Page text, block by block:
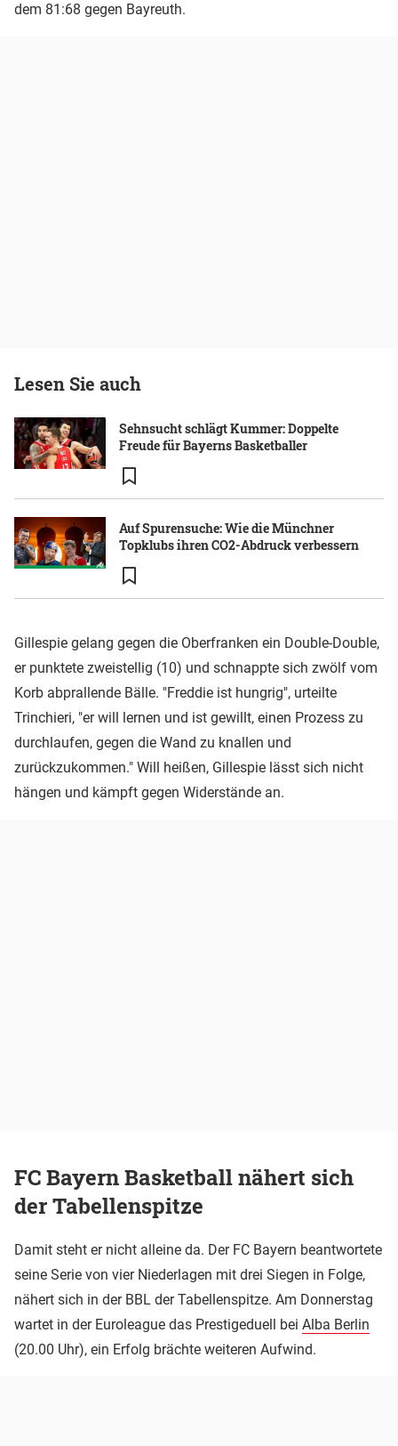
dem 81:68 gegen Bayreuth.
Lesen Sie auch
Sehnsucht schlägt Kummer: Doppelte
Freude für Bayerns Basketballer
Auf Spurensuche: Wie die Münchner
Topklubs ihren CO2-Abdruck verbessern
Gillespie gelang gegen die Oberfranken ein Double-Double,
er punktete zweistellig (10) und schnappte sich zwölf vom
Korb abprallende Bälle. "Freddie ist hungrig", urteilte
Trinchieri, "er will lernen und ist gewillt, einen Prozess zu
durchlaufen, gegen die Wand zu knallen und
zurückzukommen." Will heißen, Gillespie lässt sich nicht
hängen und kämpft gegen Widerstände an.
FC Bayern Basketball nähert sich
der Tabellenspitze
Damit steht er nicht alleine da. Der FC Bayern beantwortete
seine Serie von vier Niederlagen mit drei Siegen in Folge,
nähert sich in der BBL der Tabellenspitze. Am Donnerstag
wartet in der Euroleague das Prestigeduell bei Alba Berlin
(20.00 Uhr), ein Erfolg brächte weiteren Aufwind.